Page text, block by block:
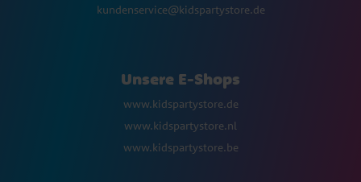
kundenservice@kidspartystore.de
Unsere E-Shops
www.kidspartystore.de
www.kidspartystore.nl
www.kidspartystore.be